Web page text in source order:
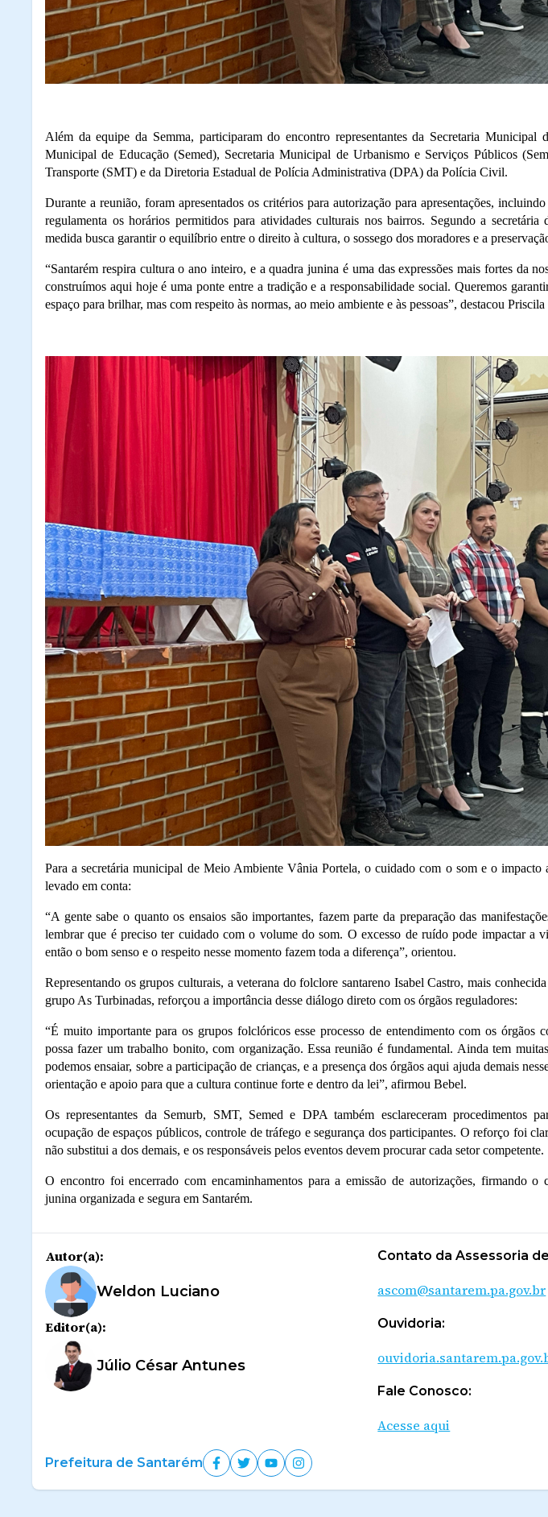
Além da equipe da Semma, participaram do encontro representantes da Secretaria Municipal
Municipal de Educação (Semed), Secretaria Municipal de Urbanismo e Serviços Públicos
Transporte (SMT) e da Diretoria Estadual de Polícia Administrativa (DPA) da Polícia Civil.
Durante a reunião, foram apresentados os critérios para autorização para apresentações,
regulamenta os horários permitidos para atividades culturais nos bairros. Segundo a
medida busca garantir o equilíbrio entre o direito à cultura, o sossego dos moradores e a
“Santarém respira cultura o ano inteiro, e a quadra junina é uma das expressões mais fortes da
construímos aqui hoje é uma ponte entre a tradição e a responsabilidade social. Queremos
espaço para brilhar, mas com respeito às normas, ao meio ambiente e às pessoas”, destacou
Para a secretária municipal de Meio Ambiente Vânia Portela, o cuidado com o som e o impacto
levado em conta:
“A gente sabe o quanto os ensaios são importantes, fazem parte da preparação das
lembrar que é preciso ter cuidado com o volume do som. O excesso de ruído pode impactar a
então o bom senso e o respeito nesse momento fazem toda a diferença”, orientou.
Representando os grupos culturais, a veterana do folclore santareno Isabel Castro, mais
grupo As Turbinadas, reforçou a importância desse diálogo direto com os órgãos reguladores:
“É muito importante para os grupos folclóricos esse processo de entendimento com os órgãos
possa fazer um trabalho bonito, com organização. Essa reunião é fundamental. Ainda tem
podemos ensaiar, sobre a participação de crianças, e a presença dos órgãos aqui ajuda demais
orientação e apoio para que a cultura continue forte e dentro da lei”, afirmou Bebel.
Os representantes da Semurb, SMT, Semed e DPA também esclareceram procedimentos
ocupação de espaços públicos, controle de tráfego e segurança dos participantes. O reforço foi
não substitui a dos demais, e os responsáveis pelos eventos devem procurar cada setor competente.
O encontro foi encerrado com encaminhamentos para a emissão de autorizações, firmando o
junina organizada e segura em Santarém.
Autor(a):
Weldon Luciano
Editor(a):
Júlio César Antunes
Contato da Assessoria
ascom@santarem.pa.gov.br
Ouvidoria:
Fale Conosco:
Acesse aqui
Prefeitura de Santarém